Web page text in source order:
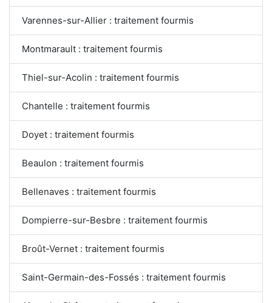
Varennes-sur-Allier : traitement fourmis
Montmarault : traitement fourmis
Thiel-sur-Acolin : traitement fourmis
Chantelle : traitement fourmis
Doyet : traitement fourmis
Beaulon : traitement fourmis
Bellenaves : traitement fourmis
Dompierre-sur-Besbre : traitement fourmis
Broût-Vernet : traitement fourmis
Saint-Germain-des-Fossés : traitement fourmis